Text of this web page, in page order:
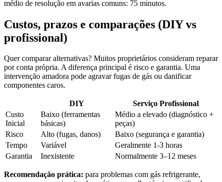
médio de resolução em avarias comuns: 75 minutos.
Custos, prazos e comparações (DIY vs
profissional)
Quer comparar alternativas? Muitos proprietários consideram reparar
por conta própria. A diferença principal é risco e garantia. Uma
intervenção amadora pode agravar fugas de gás ou danificar
componentes caros.
DIY
Serviço Profissional
Custo
Inicial
Baixo (ferramentas
básicas)
Médio a elevado (diagnóstico +
peças)
Risco
Alto (fugas, danos)
Baixo (segurança e garantia)
Tempo
Variável
Geralmente 1-3 horas
Garantia
Inexistente Normalmente 3–12 meses
Recomendação prática: para problemas com gás refrigerante,